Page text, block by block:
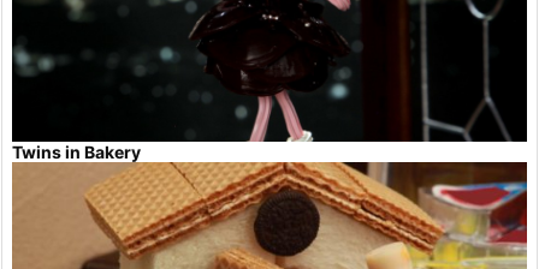
Twins in Bakery